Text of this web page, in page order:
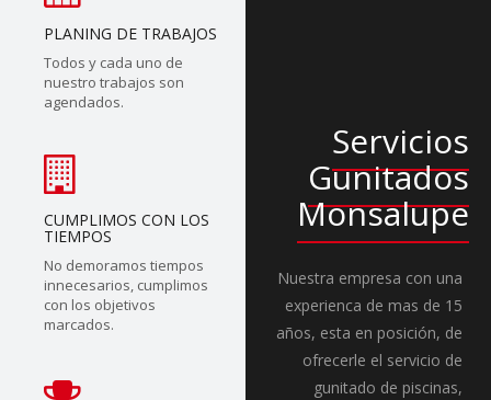
PLANING DE TRABAJOS
Todos y cada uno de
nuestro trabajos son
agendados.
CUMPLIMOS CON LOS
TIEMPOS
No demoramos tiempos
innecesarios, cumplimos
con los objetivos
marcados.
Servicios
Gunitados
Monsalupe
Nuestra empresa con una
experienca de mas de 15
años, esta en posición, de
ofrecerle el servicio de
gunitado de piscinas,